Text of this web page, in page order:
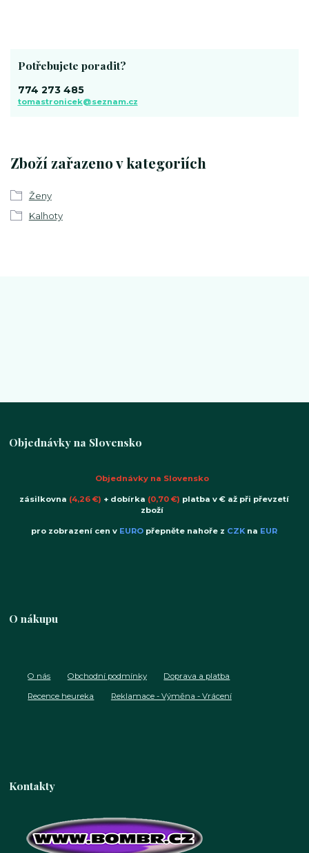
Zboží zařazeno v kategoriích
Ženy
Kalhoty
Potřebujete poradit?
774 273 485
tomastronicek@seznam.cz
Objednávky na Slovensko
Objednávky na Slovensko
zásilkovna (4,26 €) + dobírka (0,70 €) platba v € až při převzetí
zboží
pro zobrazení cen v EURO přepněte nahoře z CZKna EUR
O nákupu
O nás Obchodní podmínky Doprava a platba
Recence heureka Reklamace - Výměna - Vrácení
Kontakty